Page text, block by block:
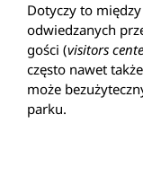
Dotyczy to
odwiedzanych
gości (visitors
często nawet
może
parku.